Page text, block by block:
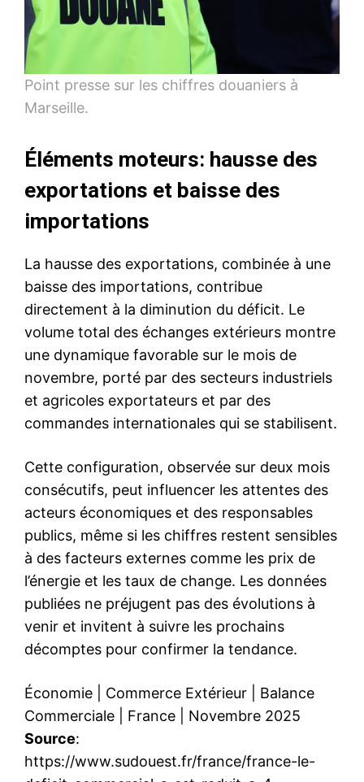
Point presse sur les chiffres douaniers à
Marseille.
Éléments moteurs: hausse des
exportations et baisse des
importations
La hausse des exportations, combinée à une
baisse des importations, contribue
directement à la diminution du déficit. Le
volume total des échanges extérieurs montre
une dynamique favorable sur le mois de
novembre, porté par des secteurs industriels
et agricoles exportateurs et par des
commandes internationales qui se stabilisent.
Cette configuration, observée sur deux mois
consécutifs, peut influencer les attentes des
acteurs économiques et des responsables
publics, même si les chiffres restent sensibles
à des facteurs externes comme les prix de
l’énergie et les taux de change. Les données
publiées ne préjugent pas des évolutions à
venir et invitent à suivre les prochains
décomptes pour confirmer la tendance.
Économie Commerce Extérieur
Balance
Commerciale
France
Novembre 2025
Source:
https://www.sudouest.fr/france/france-le-